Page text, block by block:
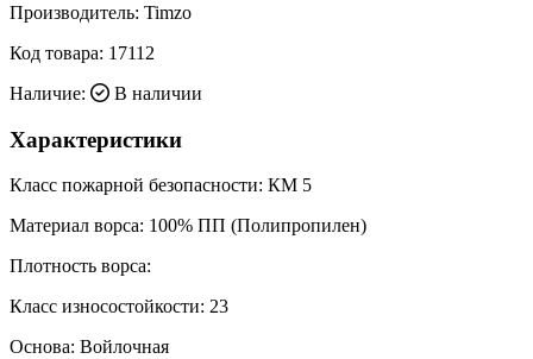
Производитель: Timzo
Код товара: 17112
Наличие:
В наличии
Характеристики
Класс пожарной безопасности: КМ 5
Материал ворса: 100% ПП (Полипропилен)
Плотность ворса:
Класс износостойкости: 23
Основа: Войлочная